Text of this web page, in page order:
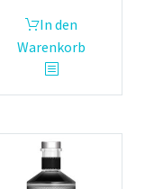
In den
Warenkorb